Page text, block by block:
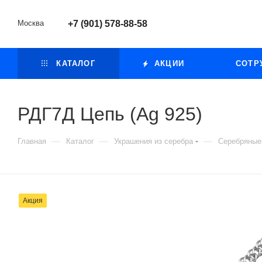
Москва +7 (901) 578-88-58
КАТАЛОГ АКЦИИ
РДГ7Д Цепь (Ag 925)
Главная — Каталог — Украшения из серебра —
Акция